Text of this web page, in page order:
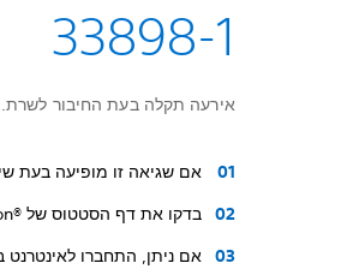
33898-1
אירעה תקלה בעת החיבור לשרת.
אם שגיאה זו מופיעה בעת
בדקו את דף הסטטוס של PlayStation®‎ וחפשו בו עדכונים על תקלות בשרת או בעיות תחזוקה.
אם ניתן, התחברו לאינטרנט